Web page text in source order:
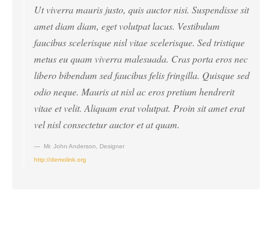
Ut viverra mauris justo, quis auctor nisi. Suspendisse sit
amet diam diam, eget volutpat lacus. Vestibulum
faucibus scelerisque nisl vitae scelerisque. Sed tristique
metus eu quam viverra malesuada. Cras porta eros nec
libero bibendum sed faucibus felis fringilla. Quisque sed
odio neque. Mauris at nisl ac eros pretium hendrerit
vitae et velit. Aliquam erat volutpat. Proin sit amet erat
vel nisl consectetur auctor et at quam.
Mr. John Anderson
Designer
http://demolink.org